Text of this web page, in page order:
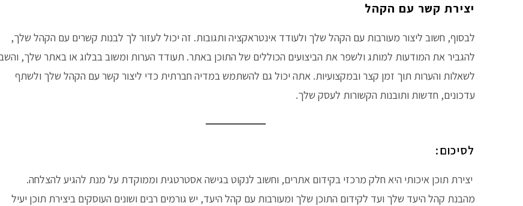
יצירת קשר עם הקהל
לבסוף, חשוב ליצור מעורבות עם הקהל שלך ולעודד אינטראקציה ותגובות. זה יכול לעזור לך לבנות קשרים עם הקהל שלך,
להגביר את המודעות למותג ולשפר את הביצועים הכוללים של התוכן באתר. תעודד הערות ומשוב בבלוג או באתר שלך,
לשאלות והערות תוך זמן קצר ובמקצועיות. אתה יכול גם להשתמש במדיה חברתית כדי ליצור קשר עם הקהל שלך ולשתף
עדכונים, חדשות ותובנות הקשורות לעסק שלך.
לסיכום:
יצירת תוכן איכותי היא חלק מרכזי בקידום אתרים, וחשוב לנקוט בגישה אסטרטגית וממוקדת על מנת להגיע להצלחה.
מהבנת קהל היעד שלך ועד לקידום התוכן שלך ומעורבות עם קהל היעד, יש גורמים רבים ושונים העוסקים ביצירת תוכן יעיל